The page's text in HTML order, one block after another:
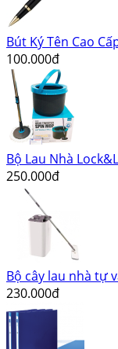
Bút Ký Tên Cao
100.000đ
Bộ Lau Nhà
250.000đ
Bộ cây lau nhà tự
230.000đ